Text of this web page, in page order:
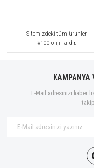
Sitemizdeki tüm ürünler
%100 orijinaldir.
KAMPANYA
E-Mail adresinizi haber